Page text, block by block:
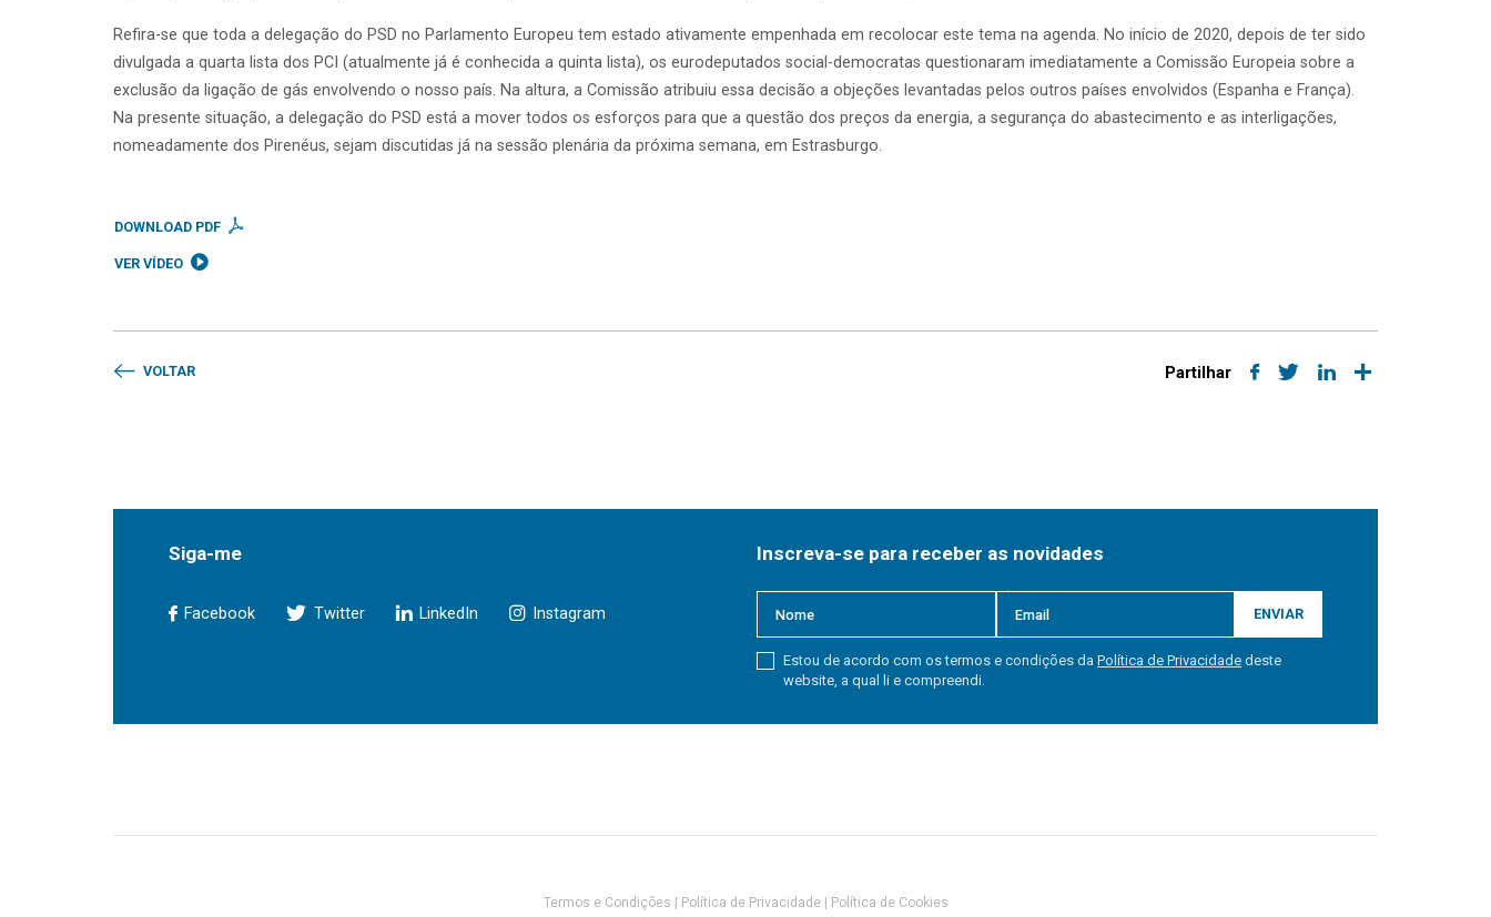
Refira-se que toda a delegação do PSD no Parlamento Europeu tem estado ativamente empenhada em recolocar este tema na agenda. No início de 2020, depois de ter sido
divulgada a quarta lista dos PCI (atualmente já é conhecida a quinta lista), os eurodeputados social-democratas questionaram imediatamente a Comissão Europeia sobre a
exclusão da ligação de gás envolvendo o nosso país. Na altura, a Comissão atribuiu essa decisão a objeções levantadas pelos outros países envolvidos (Espanha e França).
Na presente situação, a delegação do PSD está a mover todos os esforços para que a questão dos preços da energia, a segurança do abastecimento e as interligações,
nomeadamente dos Pirenéus, sejam discutidas já na sessão plenária da próxima semana, em Estrasburgo.
DOWNLOAD PDF
VER VÍDEO
VOLTAR Partilhar
Siga-me
Facebook Twitter LinkedIn Instagram
Inscreva-se para receber as novidades
ENVIAR
Estou de acordo com os termos e condições da Política de Privacidade deste
website, a qual li e compreendi.
Termos e Condições Política de Privacidade Política de Cookies